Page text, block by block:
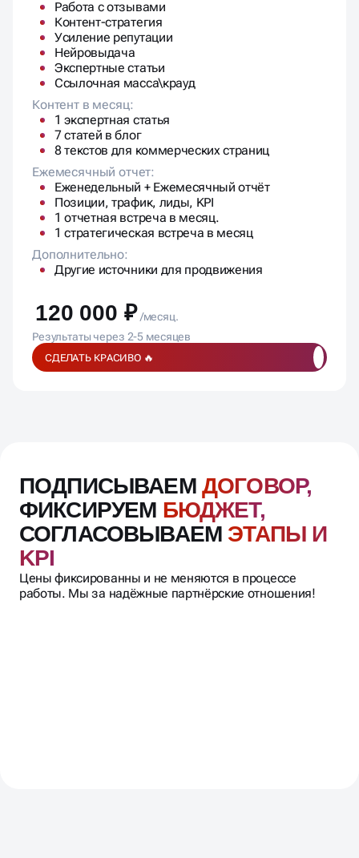
Контент в месяц:
1 экспертная статья
7 статей в блог
8 текстов для коммерческих страниц
Ежемесячный отчет:
Еженедельный + Ежемесячный отчёт
Позиции, трафик, лиды, KPI
1 отчетная встреча в месяц.
1 стратегическая встреча в месяц
Другие источники для продвижения
120 000 ₽ /месяц.
Результаты через 2-5 месяцев
СДЕЛАТЬ КРАСИВО 🔥
Цены фиксированны и не меняются в процессе
работы. Мы за надёжные партнёрские отношения!